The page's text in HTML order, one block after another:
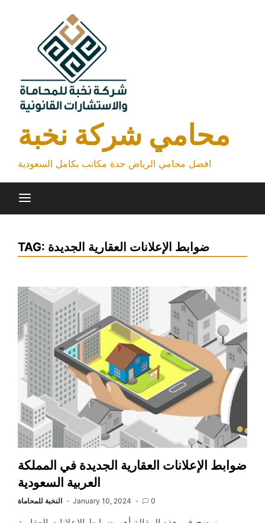
محامي شركة نخبة
افضل محامي الرياض جدة مكاتب بكامل السعودية
TAG: ضوابط الإعلانات العقارية الجديدة
ضوابط الإعلانات العقارية الجديدة في المملكة
العربية السعودية
النخبة للمحاماة January 10, 2024 0